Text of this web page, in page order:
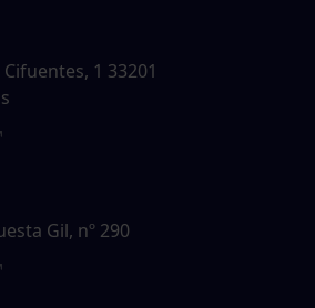
1 33201
Gil, nº 290